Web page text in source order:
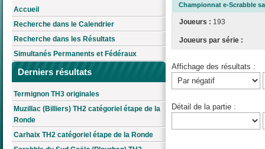
Accueil
Recherche dans le Calendrier
Recherche dans les Résultats
Simultanés Permanents et Fédéraux
Derniers résultats
Termignon TH3 originales
Muzillac (Billiers) TH2 catégoriel étape de la
Ronde
Carhaix TH2 catégoriel étape de la Ronde
Championnat e-Scrabble
Joueurs : 193
Joueurs par série :
Affichage des résultats :
Détail de la partie :